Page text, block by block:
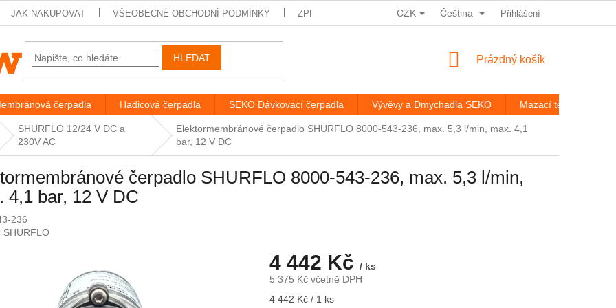
JAK NAKUPOVAT VŠEOBECNÉ OBCHODNÍ PODMÍNKY ZPRACOVÁNÍ OSOBNÍCH ÚDAJŮ HODNOCENÍ OBCHODU
CZK Čeština Přihlášení
HLEDAT
NÁKUPNÍ
Prázdný košík
čerpadla Hadicová čerpadla SEKO Dávkovací čerpadla Vývěvy a Dmychadla SEKO Mazací technika
SHURFLO 12/24 V DC a
230V AC
Elektormembránové čerpadlo SHURFLO 8000-543-236, max. 5,3 l/min, max. 4,1
bar, 12 V DC
čerpadlo SHURFLO 8000-543-236, max. 5,3 l/min,
4,1 bar, 12 V DC
236
SHURFLO
4 442 Kč / ks
5 375 Kč včetně DPH
Měrná
4 442 Kč / 1 ks